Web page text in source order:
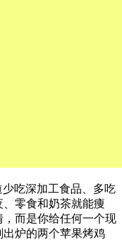
吃深加工食品、多吃
零食和奶茶就能痩
而是你给任何一个现
炉的两个苹果烤鸡